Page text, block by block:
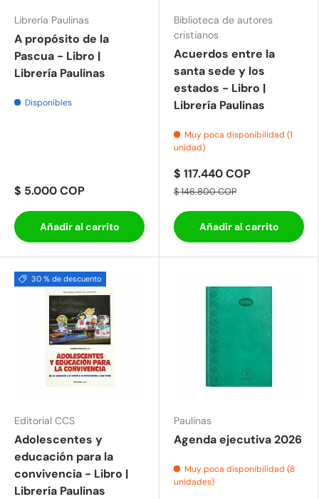
Librería Paulinas
A propósito de la
Pascua - Libro |
Librería Paulinas
Disponibles
$ 5.000 COP
Añadir al carrito
Biblioteca de autores
cristianos
Acuerdos entre la
santa sede y los
estados - Libro |
Librería Paulinas
Muy poca disponibilidad (1
unidad)
$ 117.440 COP
$ 146.800 COP
Añadir al carrito
30 % de descuento
Editorial CCS
Adolescentes y
educación para la
convivencia - Libro |
Librería Paulinas
Paulinas
Agenda ejecutiva 2026
Muy poca disponibilidad (8
unidades)